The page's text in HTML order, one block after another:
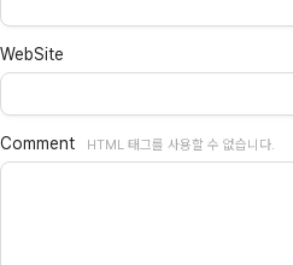
WebSite
Comment HTML 태그를 사용할 수 없습니다.